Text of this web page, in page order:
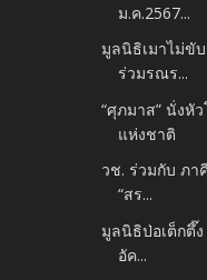
ม.ค.2567...
มูลนิธิเมาไม่ขั
ร่วมรณร...
“ศุภมาส” นั่งหั
แห่งชาติ
วช. ร่วมกับ ภา
“สร...
มูลนิธิป่อเต็กตึ๊
อัค...